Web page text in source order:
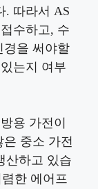
. 따라서 AS
수하고, 수
경을 써야할
는지 여부
용 가전이
중소 가전
산하고 있습
한 에어프